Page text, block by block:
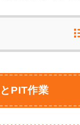
PIT作業